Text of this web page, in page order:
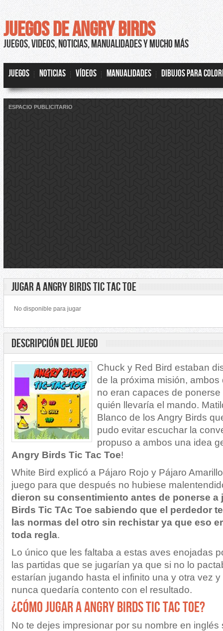
JUEGOS DE ANGRY BIRDS
JUEGOS, VIDEOS, NOTICIAS, MANUALIDADES Y MUCHO MÁS
JUEGOS NOTICIAS VÍDEOS MANUALIDADES DIBUJOS PARA
ESPACIO PUBLICITARIO
JUGAR A ANGRY BIRDS TIC TAC TOE
No disponible para jugar
DESCRIPCIÓN DEL JUEGO
Chuck y Red Bird estaban
de la próxima misión,
no eran capaces de
quién llevaría el mando.
Blanco de los Angry Birds
pudo evitar escuchar la
propuso a ambos una idea
Angry Birds Tic Tac Toe!
White Bird explicó a Pájaro Rojo y Pájaro
juego para que después no hubiese
dieron su consentimiento antes de ponerse a
Birds Tic TAc Toe sabiendo que el perdedor
las normas del otro sin rechistar ya que eso
toda regla.
Lo único que les faltaba a estas aves enojadas
las partidas que se jugarían ya que si no lo
estarían jugando hasta el infinito una y otra vez
nunca quedaría contento con el resultado.
¿CÓMO JUGAR A ANGRY BIRDS TIC TAC TOE?
No te dejes impresionar por su nombre en inglés